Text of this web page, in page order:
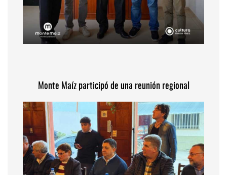
Monte Maíz participó de una reunión regional